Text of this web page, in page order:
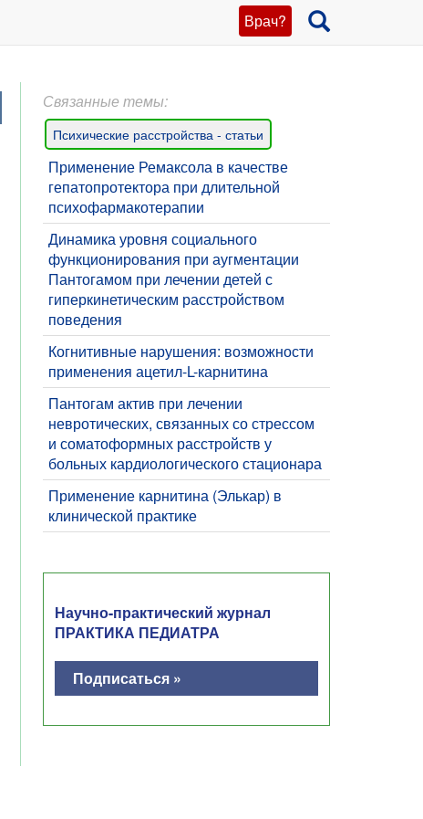
Врач?
Связанные темы:
Психические расстройства - статьи
Применение Ремаксола в качестве
гепатопротектора при длительной
психофармакотерапии
Динамика уровня социального
функционирования при аугментации
Пантогамом при лечении детей с
гиперкинетическим расстройством
поведения
Когнитивные нарушения: возможности
применения ацетил-L-карнитина
Пантогам актив при лечении
невротических, связанных со стрессом
и соматоформных расстройств у
больных кардиологического стационара
Применение карнитина (Элькар) в
клинической практике
Научно-практический журнал
ПРАКТИКА ПЕДИАТРА
Подписаться »